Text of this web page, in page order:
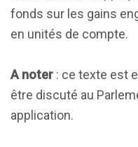
fonds sur les gains
en unités de compte.
A noter : ce texte est
être discuté au
application.